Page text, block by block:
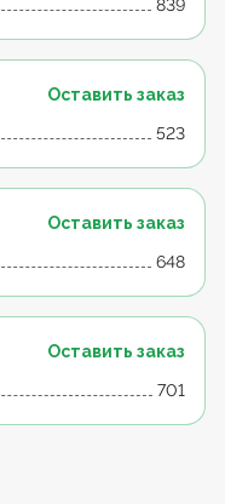
839
Оставить заказ
523
Оставить заказ
648
Оставить заказ
701